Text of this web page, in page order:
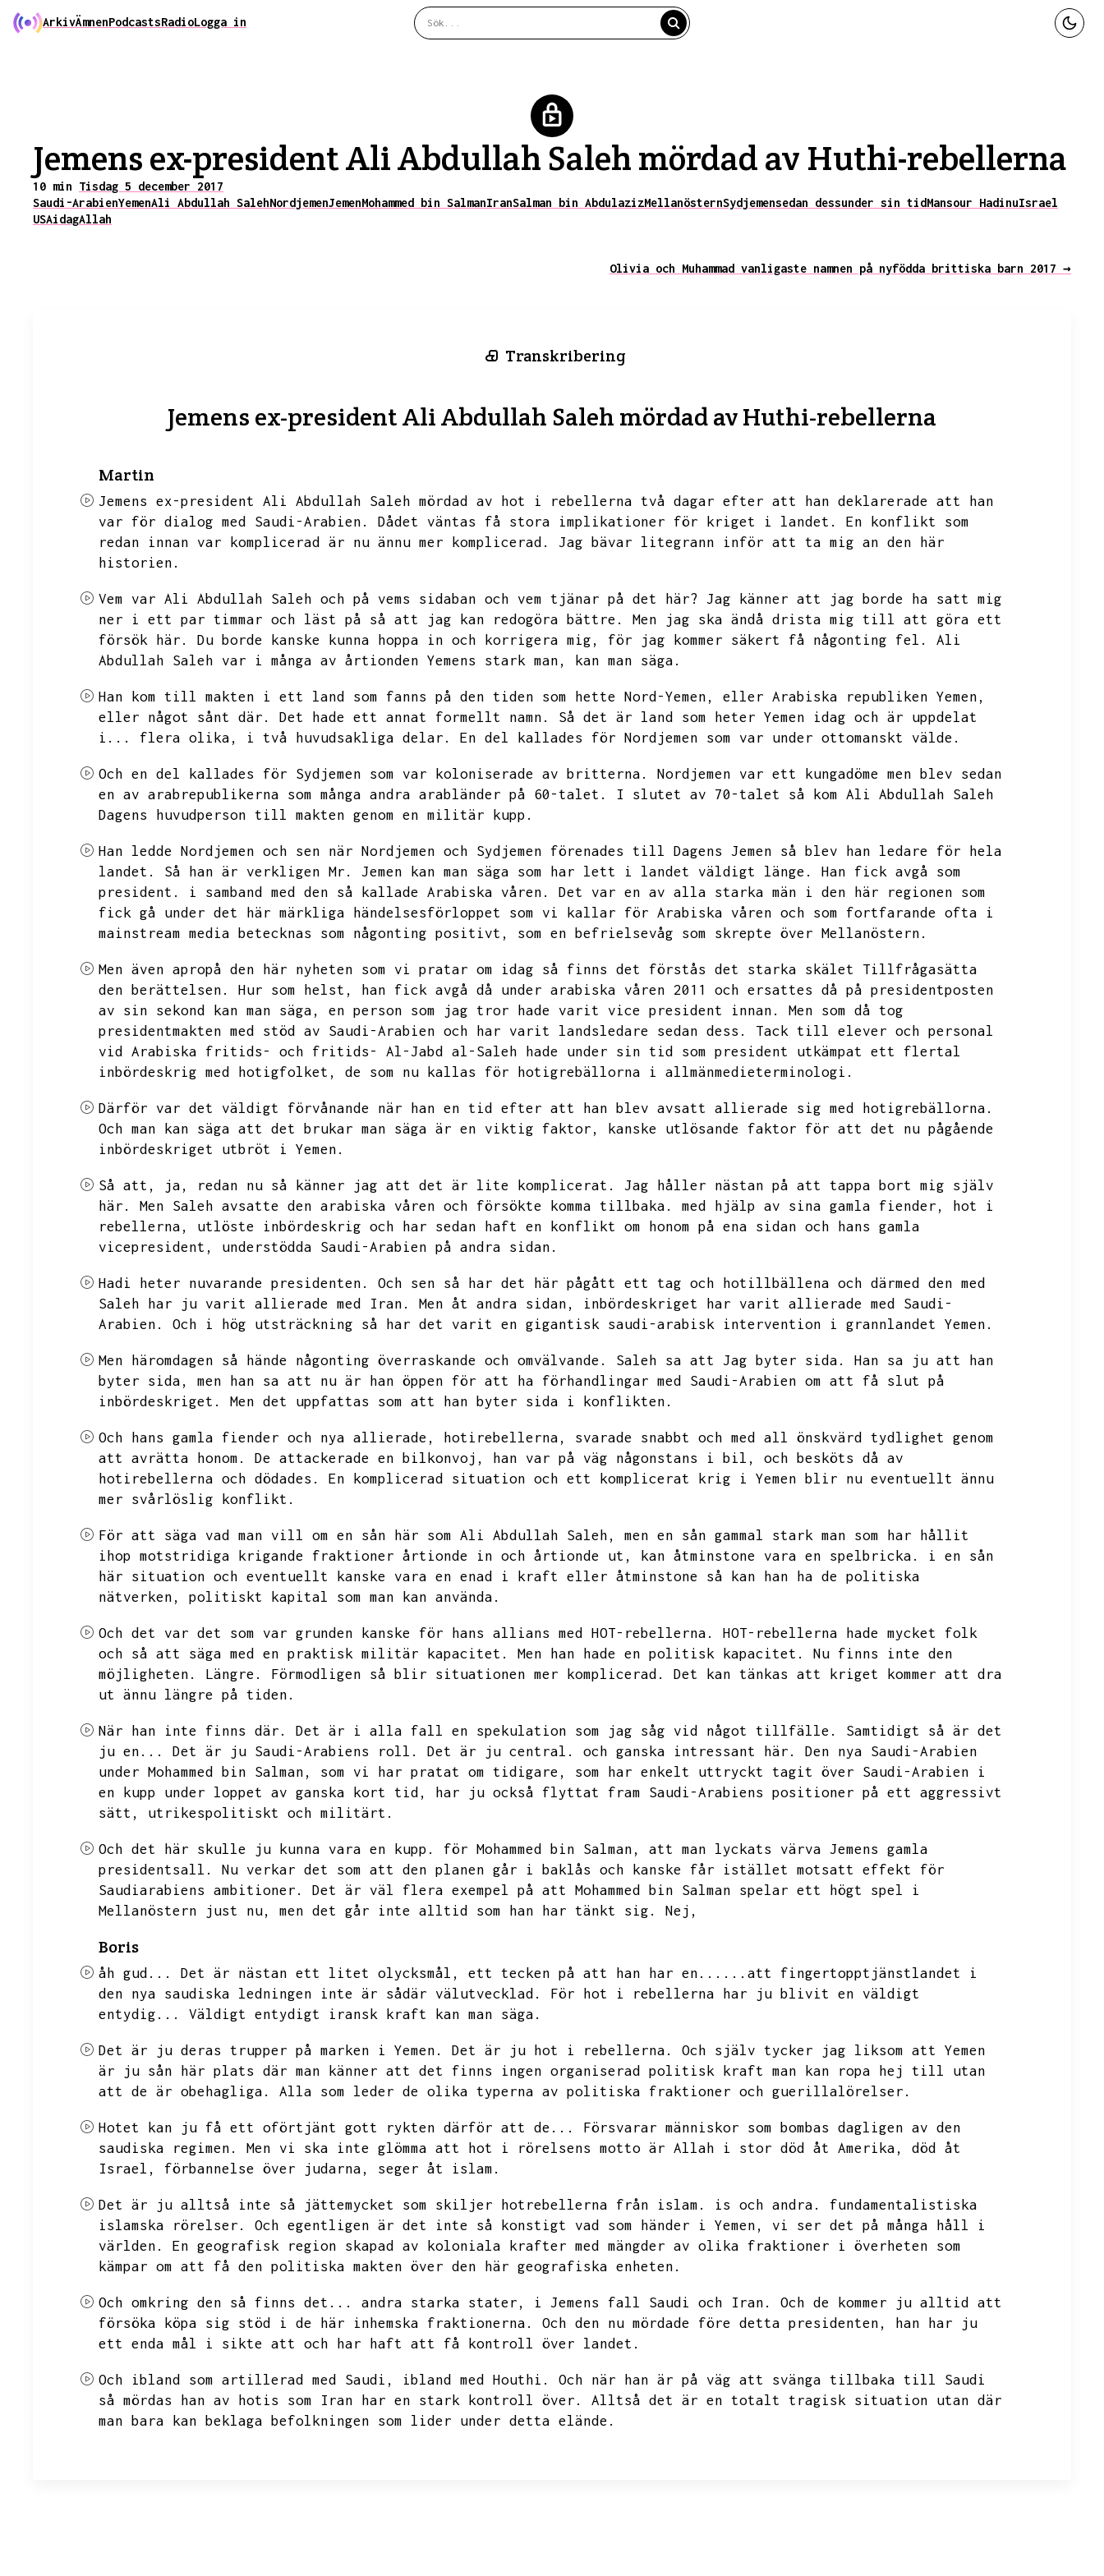
ArkivÄmnenPodcastsRadioLogga in
Jemens ex-president Ali Abdullah Saleh mördad av Huthi-rebellerna
10 min Tisdag 5 december 2017
Saudi-ArabienYemenAli Abdullah SalehNordjemenJemenMohammed bin SalmanIranSalman bin AbdulazizMellanösternSydjemensedan dessunder sin tidMansour HadinuIsrael
USAidagAllah
Olivia och Muhammad vanligaste namnen på nyfödda brittiska barn 2017 →
Transkribering
Jemens ex-president Ali Abdullah Saleh mördad av Huthi-rebellerna
Martin
Jemens ex-president Ali Abdullah Saleh mördad av hot i rebellerna två dagar efter att han deklarerade att han
var för dialog med Saudi-Arabien.
Dådet väntas få stora implikationer för kriget i landet.
En konflikt som
redan innan var komplicerad är nu ännu mer komplicerad.
Jag bävar litegrann inför att ta mig an den här
historien.
Vem var Ali Abdullah Saleh och på vems sidaban och vem tjänar på det här? Jag känner att jag borde ha satt mig
ner i ett par timmar och läst på så att jag kan redogöra bättre.
Men jag ska ändå drista mig till att göra ett
försök här.
Du borde kanske kunna hoppa in och korrigera mig, för jag kommer säkert få någonting fel.
Ali
Abdullah Saleh var i många av årtionden Yemens stark man,
kan man säga.
Han kom till makten i ett land som fanns på den tiden som hette Nord-Yemen,
eller Arabiska republiken Yemen,
eller något sånt där.
Det hade ett annat formellt namn.
Så det är land som heter Yemen idag och är uppdelat
i...
flera olika, i två huvudsakliga delar. En del kallades för Nordjemen som var under ottomanskt välde.
Och en del kallades för Sydjemen som var koloniserade av britterna.
Nordjemen var ett kungadöme men blev sedan
en av arabrepublikerna som många andra arabländer på 60-talet.
I slutet av 70-talet så kom Ali Abdullah Saleh
Dagens huvudperson till makten genom en militär kupp.
Han ledde Nordjemen och sen när Nordjemen och Sydjemen förenades till Dagens Jemen så blev han ledare för hela
landet.
Så han är verkligen Mr. Jemen kan man säga som har lett i landet väldigt länge.
Han fick avgå som
president.
i samband med den så kallade Arabiska våren.
Det var en av alla starka män i den här regionen som
fick gå under det här märkliga händelsesförloppet som vi kallar för Arabiska våren och som fortfarande ofta i
mainstream media betecknas som någonting positivt,
som en befrielsevåg som skrepte över Mellanöstern.
Men även apropå den här nyheten som vi pratar om idag så finns det förstås det starka skälet
Tillfrågasätta
den berättelsen.
Hur som helst,
han fick avgå då under arabiska våren 2011 och ersattes då på presidentposten
av sin sekond kan man säga,
en person som jag tror hade varit vice president innan.
Men som då tog
presidentmakten med stöd av Saudi-Arabien och har varit landsledare sedan dess.
Tack till elever och personal
vid Arabiska fritids- och fritids-
Al-Jabd al-Saleh hade under sin tid som president utkämpat ett flertal
inbördeskrig med hotigfolket,
de som nu kallas för hotigrebällorna i allmänmedieterminologi.
Därför var det väldigt förvånande när han en tid efter att han blev avsatt allierade sig med hotigrebällorna.
Och man kan säga att det brukar man säga är en viktig faktor,
kanske utlösande faktor för att det nu pågående
inbördeskriget utbröt i Yemen.
Så att, ja, redan nu så känner jag att det är lite komplicerat.
Jag håller nästan på att tappa bort mig själv
här.
Men Saleh avsatte den arabiska våren och försökte komma tillbaka. med hjälp av sina gamla fiender,
hot i
rebellerna,
utlöste inbördeskrig och har sedan haft en konflikt om honom på ena sidan och hans gamla
vicepresident,
understödda Saudi-Arabien på andra sidan.
Hadi heter nuvarande presidenten.
Och sen så har det här pågått ett tag och hotillbällena och därmed den med
Saleh har ju varit allierade med Iran.
Men åt andra sidan,
inbördeskriget har varit allierade med Saudi-
Arabien.
Och i hög utsträckning så har det varit en gigantisk saudi-arabisk intervention i grannlandet Yemen.
Men häromdagen så hände någonting överraskande och omvälvande. Saleh sa att Jag byter sida.
Han sa ju att han
byter sida,
men han sa att nu är han öppen för att ha förhandlingar med Saudi-Arabien om att få slut på
inbördeskriget.
Men det uppfattas som att han byter sida i konflikten.
Och hans gamla fiender och nya allierade, hotirebellerna,
svarade snabbt och med all önskvärd tydlighet genom
att avrätta honom.
De attackerade en bilkonvoj, han var på väg någonstans i bil,
och besköts då av
hotirebellerna och dödades.
En komplicerad situation och ett komplicerat krig i Yemen blir nu eventuellt ännu
mer svårlöslig konflikt.
För att säga vad man vill om en sån här som Ali Abdullah Saleh,
men en sån gammal stark man som har hållit
ihop motstridiga krigande fraktioner årtionde in och årtionde ut,
kan åtminstone vara en spelbricka.
i en sån
här situation och eventuellt kanske vara en enad i kraft eller åtminstone så kan han ha de politiska
nätverken,
politiskt kapital som man kan använda.
Och det var det som var grunden kanske för hans allians med HOT-rebellerna.
HOT-rebellerna hade mycket folk
och så att säga med en praktisk militär kapacitet.
Men han hade en politisk kapacitet.
Nu finns inte den
möjligheten.
Längre. Förmodligen så blir situationen mer komplicerad.
Det kan tänkas att kriget kommer att dra
ut ännu längre på tiden.
När han inte finns där. Det är i alla fall en spekulation som jag såg vid något tillfälle.
Samtidigt så är det
ju en...
Det är ju Saudi-Arabiens roll. Det är ju central. och ganska intressant här.
Den nya Saudi-Arabien
under Mohammed bin Salman,
som vi har pratat om tidigare,
som har enkelt uttryckt tagit över Saudi-Arabien i
en kupp under loppet av ganska kort tid,
har ju också flyttat fram Saudi-Arabiens positioner på ett aggressivt
sätt,
utrikespolitiskt och militärt.
Och det här skulle ju kunna vara en kupp. för Mohammed bin Salman,
att man lyckats värva Jemens gamla
presidentsall.
Nu verkar det som att den planen går i baklås och kanske får istället motsatt effekt för
Saudiarabiens ambitioner.
Det är väl flera exempel på att Mohammed bin Salman spelar ett högt spel i
Mellanöstern just nu,
men det går inte alltid som han har tänkt sig. Nej,
Boris
åh gud... Det är nästan ett litet olycksmål,
ett tecken på att han har en......att fingertopptjänstlandet i
den nya saudiska ledningen inte är sådär välutvecklad.
För hot i rebellerna har ju blivit en väldigt
entydig...
Väldigt entydigt iransk kraft kan man säga.
Det är ju deras trupper på marken i Yemen. Det är ju hot i rebellerna.
Och själv tycker jag liksom att Yemen
är ju sån här plats där man känner att det finns ingen organiserad politisk kraft man kan ropa hej till utan
att de är obehagliga.
Alla som leder de olika typerna av politiska fraktioner och guerillalörelser.
Hotet kan ju få ett oförtjänt gott rykten därför att de...
Försvarar människor som bombas dagligen av den
saudiska regimen.
Men vi ska inte glömma att hot i rörelsens motto är Allah i stor död åt Amerika,
död åt
Israel,
förbannelse över judarna, seger åt islam.
Det är ju alltså inte så jättemycket som skiljer hotrebellerna från islam. is och andra.
fundamentalistiska
islamska rörelser.
Och egentligen är det inte så konstigt vad som händer i Yemen,
vi ser det på många håll i
världen.
En geografisk region skapad av koloniala krafter med mängder av olika fraktioner i överheten som
kämpar om att få den politiska makten över den här geografiska enheten.
Och omkring den så finns det... andra starka stater, i Jemens fall Saudi och Iran.
Och de kommer ju alltid att
försöka köpa sig stöd i de här inhemska fraktionerna.
Och den nu mördade före detta presidenten,
han har ju
ett enda mål i sikte att och har haft att få kontroll över landet.
Och ibland som artillerad med Saudi, ibland med Houthi.
Och när han är på väg att svänga tillbaka till Saudi
så mördas han av hotis som Iran har en stark kontroll över.
Alltså det är en totalt tragisk situation utan där
man bara kan beklaga befolkningen som lider under detta elände.